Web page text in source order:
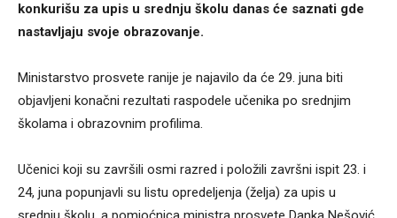
konkurišu za upis u srednju školu danas će saznati gde
nastavljaju svoje obrazovanje.
Ministarstvo prosvete ranije je najavilo da će 29. juna biti
objavljeni konačni rezultati raspodele učenika po srednjim
školama i obrazovnim profilima.
Učenici koji su završili osmi razred i položili završni ispit 23. i
24, juna popunjavli su listu opredeljenja (želja) za upis u